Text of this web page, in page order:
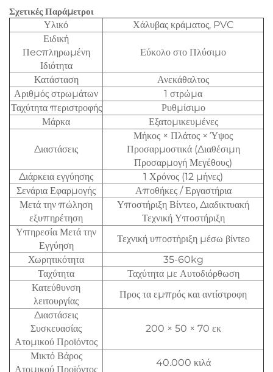
Σχετικές Παράμετροι
Υλικό
Χάλυβας κράματος, PVC
Ειδική
Πecπληρωμένη
Ιδιότητα
Εύκολο στο Πλύσιμο
Κατάσταση
Ανεκάθαλτος
Αριθμός στρωμάτων
1 στρώμα
Ταχύτητα περιστροφής
Ρυθμίσιμο
Μάρκα
Εξατομικευμένες
Διαστάσεις
Μήκος × Πλάτος × Ύψος
Προσαρμοστικά (Διαθέσιμη
Προσαρμογή Μεγέθους)
Διάρκεια εγγύησης
1 Χρόνος (12 μήνες)
Σενάρια Εφαρμογής
Αποθήκες / Εργαστήρια
Μετά την πώληση
εξυπηρέτηση
Υποστήριξη Βίντεο, Διαδικτυακή
Τεχνική Υποστήριξη
Υπηρεσία Μετά την
Εγγύηση
Τεχνική υποστήριξη μέσω βίντεο
Χωρητικότητα
35-60kg
Ταχύτητα
Ταχύτητα με Αυτοδιόρθωση
Κατεύθυνση
λειτουργίας
Προς τα εμπρός και αντίστροφη
Διαστάσεις
Συσκευασίας
Ατομικού Προϊόντος
200 × 50 × 70 εκ
Μικτό Βάρος
Ατομικού Προϊόντος
40.000 κιλά